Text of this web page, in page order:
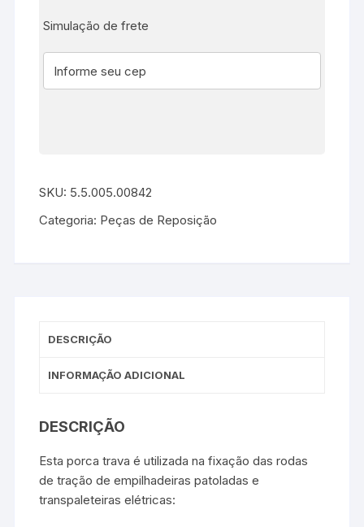
Simulação de frete
SKU: 5.5.005.00842
Categoria: Peças de Reposição
DESCRIÇÃO
INFORMAÇÃO ADICIONAL
DESCRIÇÃO
Esta porca trava é utilizada na fixação das rodas
de tração de empilhadeiras patoladas e
transpaleteiras elétricas: